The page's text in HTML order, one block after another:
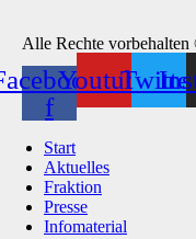
Alle Rechte
f
Youtube
Start
Aktuelles
Fraktion
Presse
Infomaterial